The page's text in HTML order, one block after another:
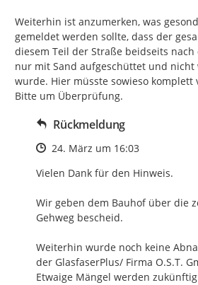
Weiterhin ist anzumerken, was
gemeldet werden sollte, dass der
diesem Teil der Straße beidseits nach
nur mit Sand aufgeschüttet und
wurde. Hier müsste sowieso komplett
Bitte um Überprüfung.
Rückmeldung
Zeitpunkt des Erstellens
24. März um 16:03
Vielen Dank für den Hinweis.
Wir geben dem Bauhof über die
Gehweg bescheid.
Weiterhin wurde noch keine
der GlasfaserPlus/ Firma O.S.T.
Etwaige Mängel werden